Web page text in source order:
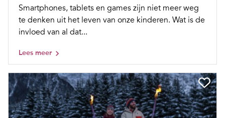
Smartphones, tablets en games zijn niet meer weg
te denken uit het leven van onze kinderen. Wat is de
invloed van al dat...
Lees meer